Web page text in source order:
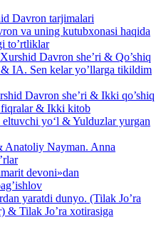
Davron tarjimalari
va uning kutubxonasi haqida
to’rtliklar
Davron she’ri & Qo’shiq
IA. Sen kelar yo’llarga tikildim
Davron she’ri & Ikki qo’shiq
fiqralar & Ikki kitob
yo‘l & Yulduzlar yurgan
Anatoliy Nayman. Anna
devoni»dan
yaratdi dunyo. (Tilak Jo’ra
& Tilak Jo’ra xotirasiga